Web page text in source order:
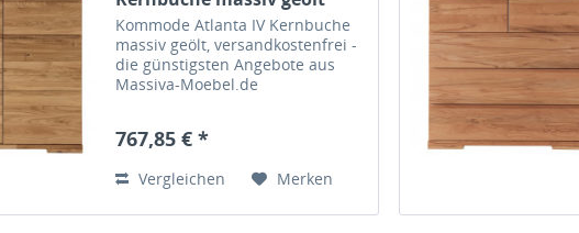
Kommode Atlanta IV Kernbuche
massiv geölt, versandkostenfrei -
die günstigsten Angebote aus
Massiva-Moebel.de
767,85 € *
Vergleichen Merken